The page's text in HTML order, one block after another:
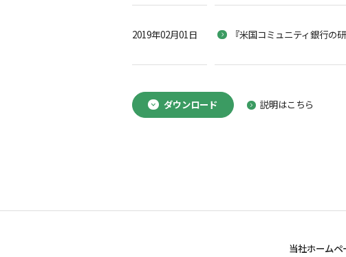
2019年02月01日 『米国コミュニティ銀行の研
ダウンロード 説明はこちら
当社ホームペ